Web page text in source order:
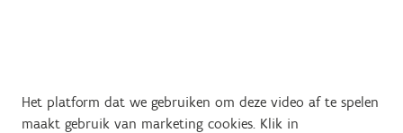
Het platform dat we gebruiken om deze video af te spelen
maakt gebruik van marketing cookies. Klik in